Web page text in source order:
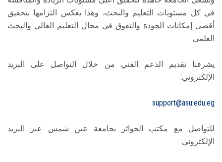
في كل مستويات التعليم والبحث، وهذا يعكس التزامها بتحقيق
أقصى إمكانات الجودة والتفوق في مجال التعليم العالي والبحث
العلمي.
يشرفنا تقديم الدعم الفني من خلال التواصل على البريد
الإلكتروني:
support@asu.edu.eg
للتواصل مع مكتب الجوائز بجامعة عين شمس عبر البريد
الإلكتروني: